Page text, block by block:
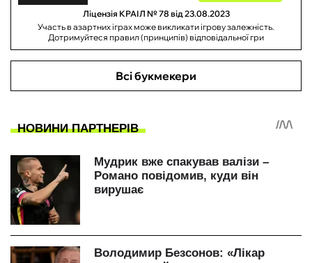
Ліцензія КРАІЛ № 78 від 23.08.2023
Участь в азартних іграх може викликати ігрову залежність.
Дотримуйтеся правил (принципів) відповідальної гри
Всі букмекери